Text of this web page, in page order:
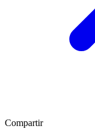
Compartir